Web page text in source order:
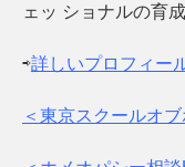
ェッ ショナルの育
⇨詳しいプロフィー
＜東京スクールオ